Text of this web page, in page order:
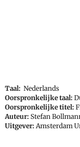
Taal: Nederlands
Oorspronkelijke taal:
Oorspronkelijke titel:
Auteur: Stefan
Uitgever: Amsterdam